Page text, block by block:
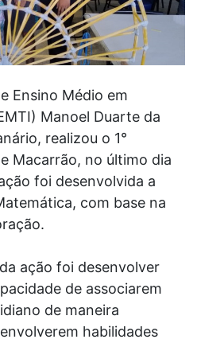
Ensino Médio em
Manoel Duarte da
realizou o 1°
Macarrão, no último dia
foi desenvolvida a
com base na
ação foi desenvolver
de associarem
de maneira
habilidades